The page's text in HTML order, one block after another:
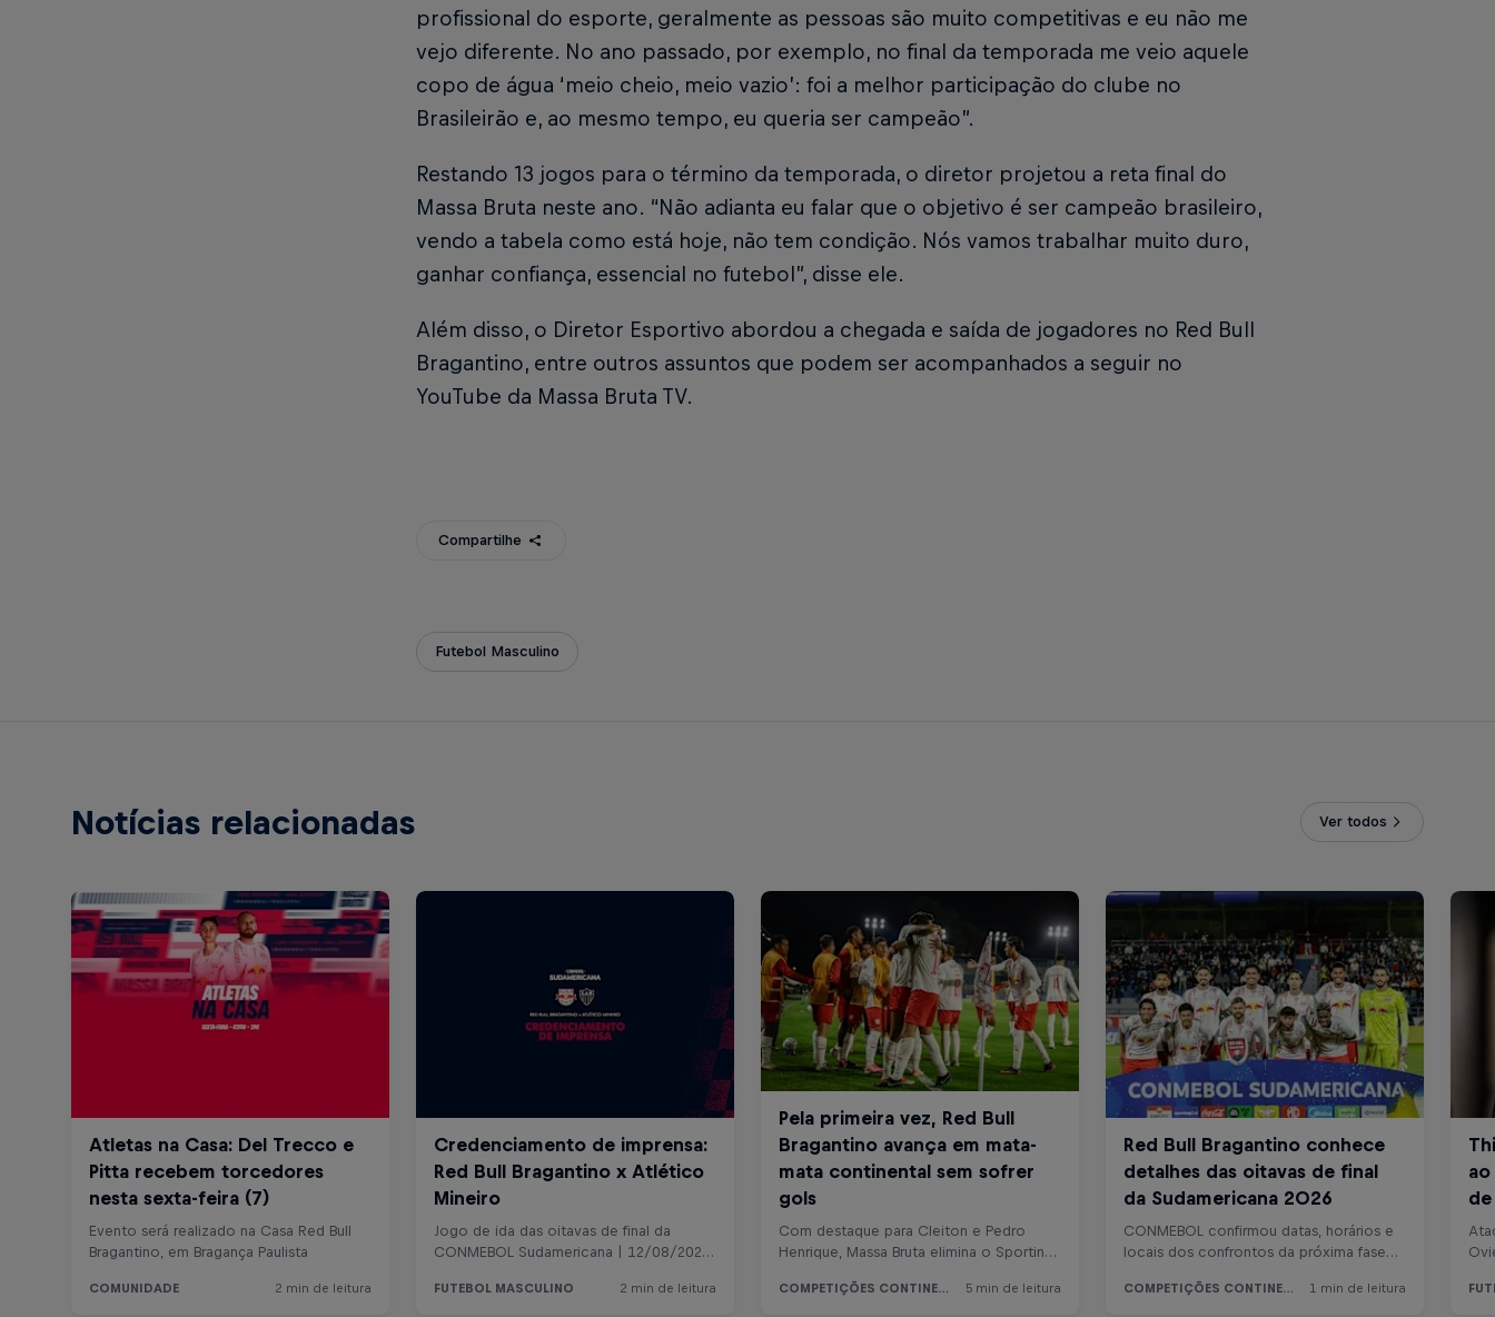
profissional do esporte, geralmente as pessoas são muito competitivas e eu não me
vejo diferente. No ano passado, por exemplo, no final da temporada me veio aquele
copo de água ‘meio cheio, meio vazio’: foi a melhor participação do clube no
Brasileirão e, ao mesmo tempo, eu queria ser campeão”.
Restando 13 jogos para o término da temporada, o diretor projetou a reta final do
Massa Bruta neste ano. “Não adianta eu falar que o objetivo é ser campeão brasileiro,
vendo a tabela como está hoje, não tem condição. Nós vamos trabalhar muito duro,
ganhar confiança, essencial no futebol”, disse ele.
Além disso, o Diretor Esportivo abordou a chegada e saída de jogadores no Red Bull
Bragantino, entre outros assuntos que podem ser acompanhados a seguir no
YouTube da Massa Bruta TV.
Compartilhe
Futebol Masculino
Notícias relacionadas Ver todos